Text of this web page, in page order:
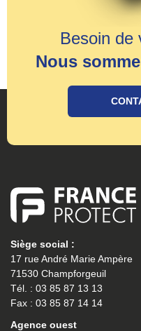
Besoin de
Nous
Siège social :
17 rue André Marie Ampère
71530 Champforgeuil
Tél. : 03 85 87 13 13
Fax : 03 85 87 14 14
Agence ouest